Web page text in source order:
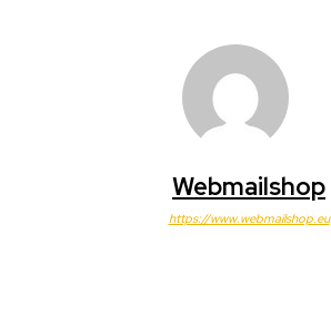
Webmailshop
https://www.webmailshop.eu